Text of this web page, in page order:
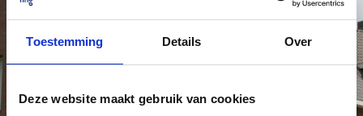
Toestemming Details Over
Deze website maakt gebruik van cookies
NHG
Sluit je eenhypotheekaf met NHG dan ben je zeker van een
door omstandigheden je hypotheek niet meer kunt betalen.